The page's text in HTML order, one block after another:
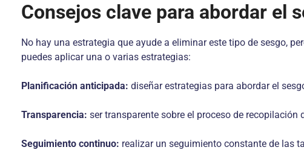
Consejos clave para abordar el
No hay una estrategia que ayude a eliminar este tipo de sesgo,
puedes aplicar una o varias estrategias:
Planificación anticipada: diseñar estrategias para abordar el
Transparencia: ser transparente sobre el proceso de
Seguimiento continuo: realizar un seguimiento constante de las